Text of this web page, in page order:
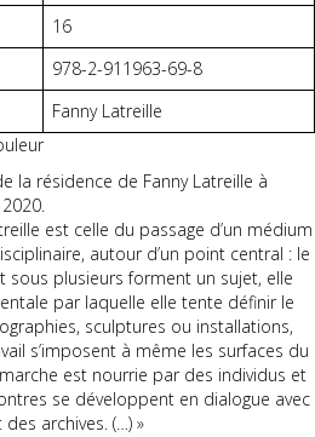
16
978-2-911963-69-8
Fanny Latreille
la résidence de Fanny Latreille à
est celle du passage d’un médium
autour d’un point central : le
sous plusieurs forment un sujet, elle
par laquelle elle tente définir le
sculptures ou installations,
s’imposent à même les surfaces du
est nourrie par des individus et
se développent en dialogue avec
archives. (…) »